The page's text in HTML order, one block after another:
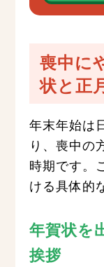
喪中に
状と正
年末年始は
り、喪中の
時期です。
ける具体的
年賀状を
挨拶